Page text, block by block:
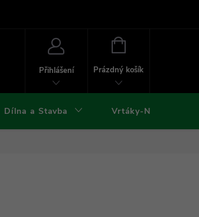
Přihlášení
NÁKUPNÍ
Prázdný košík
Dílna a Stavba Vrtáky-Nástroje